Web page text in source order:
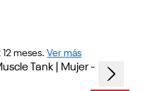
12 meses. Ver más